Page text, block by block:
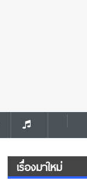
เรื่องมาใหม่